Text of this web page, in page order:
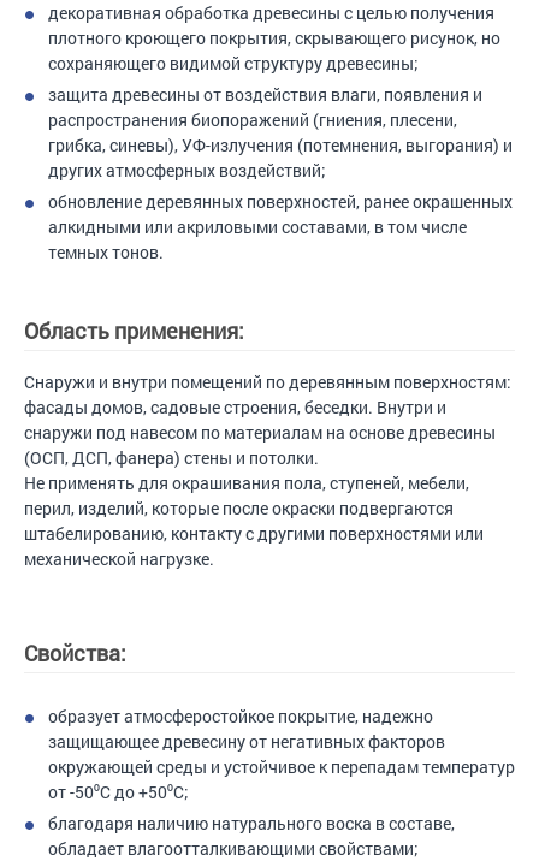
декоративная обработка древесины с целью получения
плотного кроющего покрытия, скрывающего рисунок, но
сохраняющего видимой структуру древесины;
защита древесины от воздействия влаги, появления и
распространения биопоражений (гниения, плесени,
грибка, синевы), УФ-излучения (потемнения, выгорания) и
других атмосферных воздействий;
обновление деревянных поверхностей, ранее окрашенных
алкидными или акриловыми составами, в том числе
темных тонов.
Область применения:
Снаружи и внутри помещений по деревянным поверхностям:
фасады домов, садовые строения, беседки. Внутри и
снаружи под навесом по материалам на основе древесины
(ОСП, ДСП, фанера) стены и потолки.
Не применять для окрашивания пола, ступеней, мебели,
перил, изделий, которые после окраски подвергаются
штабелированию, контакту с другими поверхностями или
механической нагрузке.
Свойства:
образует атмосферостойкое покрытие, надежно
защищающее древесину от негативных факторов
окружающей среды и устойчивое к перепадам температур
от -50⁰С до +50⁰С;
благодаря наличию натурального воска в составе,
обладает влагоотталкивающими свойствами;